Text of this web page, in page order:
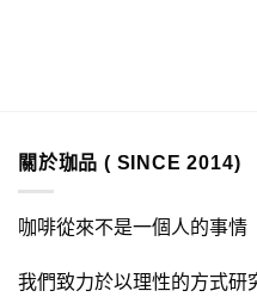
關於珈品 ( SINCE 2014)
咖啡從來不是一個人的事情
我們致力於以理性的方式研